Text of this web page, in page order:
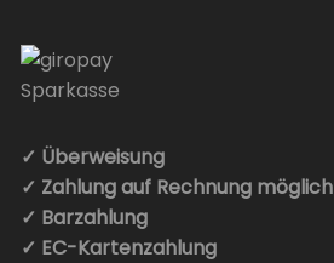
✓ Überweisung
✓ Zahlung auf Rechnung möglich
✓ Barzahlung
✓ EC-Kartenzahlung